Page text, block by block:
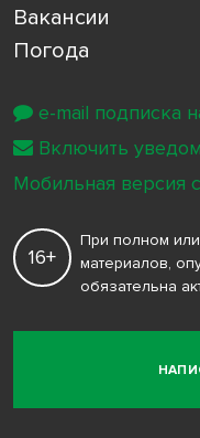
Вакансии
Погода
16+
При полном
материалов,
обязательна
e-mail подписка
Включить
Мобильная версия